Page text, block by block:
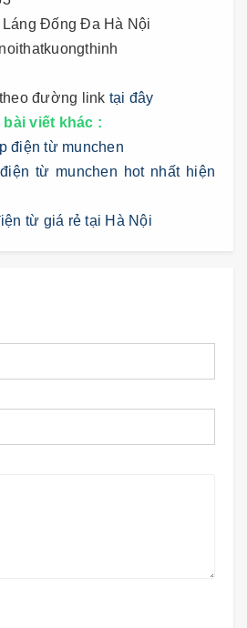
Đống Đa Hà Nội
đường link tại đây
bài viết khác :
điện từ munchen
từ munchen hot nhất hiện
từ giá rẻ tại Hà Nội